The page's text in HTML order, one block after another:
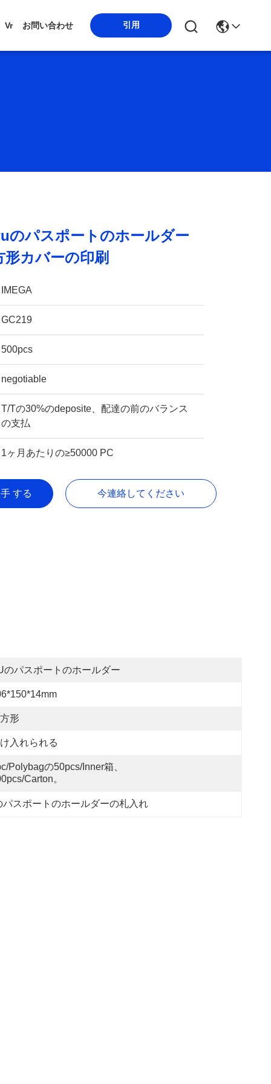
Vr お問い合わせ 引用
のパスポートのホールダー
カバーの印刷
IMEGA
GC219
500pcs
negotiable
T/Tの30%のdeposite、配達の前のバランス
の支払
1ヶ月あたりの≥50000 PC
する 今連絡してください
のパスポートのホールダー
形
入れられる
polybagの50pcs/inner箱、
carton。
パスポートのホールダーの札入れ